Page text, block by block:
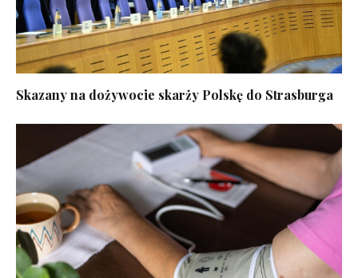
Skazany na dożywocie skarży Polskę do Strasburga